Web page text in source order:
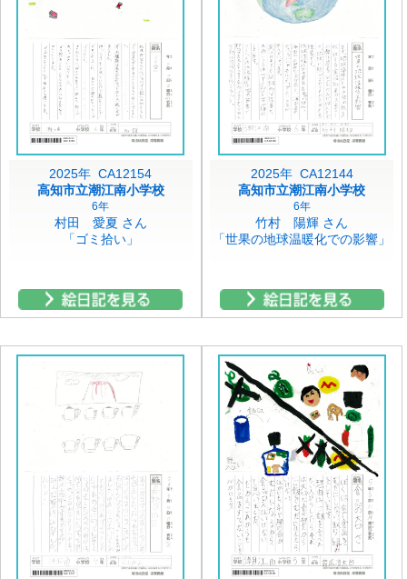
2025年 CA12154
高知市立潮江南小学校
6年
村田 愛夏 さん
「ゴミ拾い」
2025年 CA12144
高知市立潮江南小学校
6年
竹村 陽輝 さん
「世果の地球温暖化での影響」